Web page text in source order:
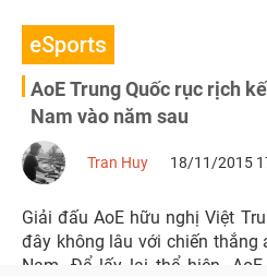
eSports
AoE Trung Quốc rục rịch
Nam vào năm sau
Tran Huy 18/11/2015
Giải đấu AoE hữu nghị Việt
đây không lâu với chiến thắng
Nam. Để lấy lại thể hiện,